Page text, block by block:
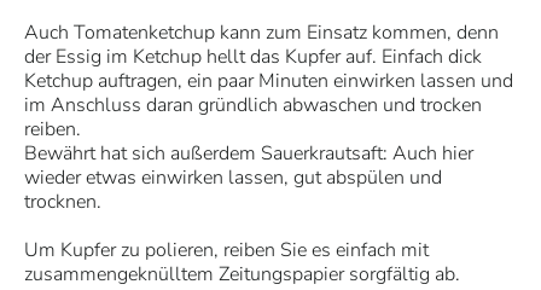
Auch Tomatenketchup kann zum Einsatz kommen, denn
der Essig im Ketchup hellt das Kupfer auf. Einfach dick
Ketchup auftragen, ein paar Minuten einwirken lassen und
im Anschluss daran gründlich abwaschen und trocken
reiben.
Bewährt hat sich außerdem Sauerkrautsaft: Auch hier
wieder etwas einwirken lassen, gut abspülen und
trocknen.
Um Kupfer zu polieren, reiben Sie es einfach mit
zusammengeknülltem Zeitungspapier sorgfältig ab.